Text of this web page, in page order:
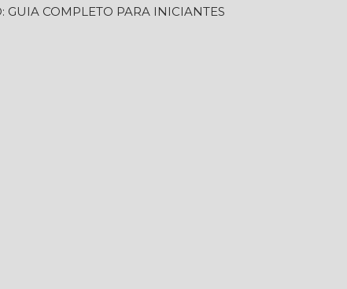
GUIA COMPLETO PARA INICIANTES